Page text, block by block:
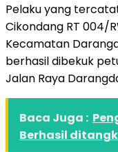
Pelaku yang
Cikondang RT 004/
Kecamatan
berhasil dibekuk
Jalan Raya
Baca Juga :
Berhasil